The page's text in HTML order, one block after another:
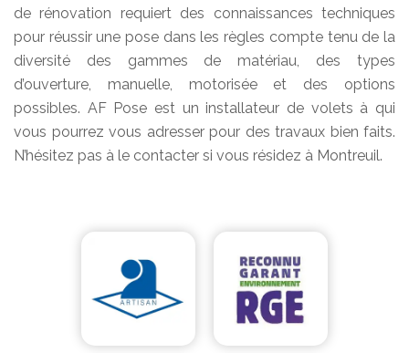
de rénovation requiert des connaissances techniques
pour réussir une pose dans les règles compte tenu de la
diversité des gammes de matériau, des types
d’ouverture, manuelle, motorisée et des options
possibles. AF Pose est un installateur de volets à qui
vous pourrez vous adresser pour des travaux bien faits.
N’hésitez pas à le contacter si vous résidez à Montreuil.